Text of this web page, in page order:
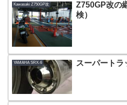
Kawasaki Z750GP改
Z750GP改の
検）
YAMAHA SRX-6 スーパートラ